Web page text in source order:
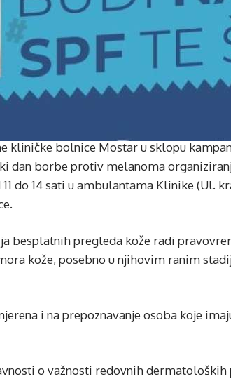
kliničke bolnice Mostar u sklopu
dan borbe protiv melanoma
do 14 sati u ambulantama Klinike (Ul.
besplatnih pregleda kože radi
kože, posebno u njihovim ranim
i na prepoznavanje osoba koje
o važnosti redovnih